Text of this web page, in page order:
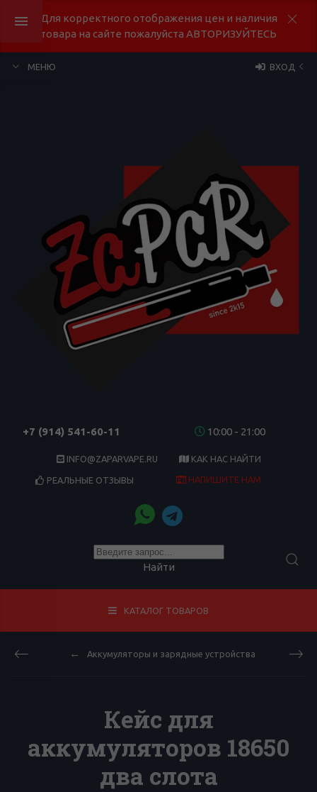
Для корректного отображения цен и наличия
товара на сайте пожалуйста АВТОРИЗУЙТЕСЬ
МЕНЮ ВХОД
+7 (914) 541-60-11 10:00 - 21:00
INFO@ZAPARVAPE.RU КАК НАС НАЙТИ
РЕАЛЬНЫЕ ОТЗЫВЫ НАПИШИТЕ НАМ
Найти
КАТАЛОГ ТОВАРОВ
Аккумуляторы и зарядные устройства
Кейс для
аккумуляторов 18650
два слота